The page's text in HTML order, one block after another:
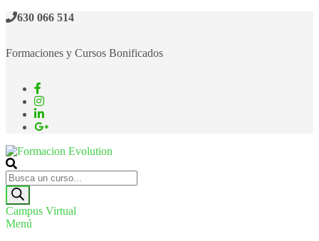
630 066 514
Formaciones y Cursos Bonificados
Formacion Evolution
Cursos de formación continua
Campus Virtual
Menú